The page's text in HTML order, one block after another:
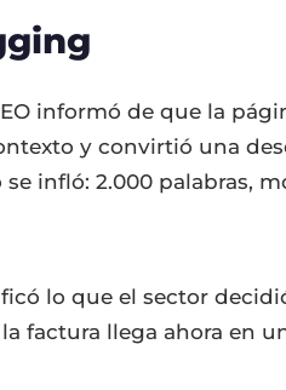
informó de que la
y convirtió una
infló: 2.000 palabras,
lo que el sector
factura llega ahora en